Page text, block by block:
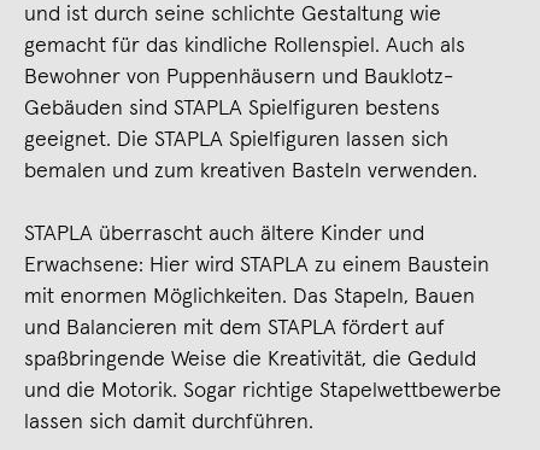
und ist durch seine schlichte Gestaltung wie
gemacht für das kindliche Rollenspiel. Auch als
Bewohner von Puppenhäusern und Bauklotz-
Gebäuden sind STAPLA Spielfiguren bestens
geeignet. Die STAPLA Spielfiguren lassen sich
bemalen und zum kreativen Basteln verwenden.
STAPLA überrascht auch ältere Kinder und
Erwachsene: Hier wird STAPLA zu einem Baustein
mit enormen Möglichkeiten. Das Stapeln, Bauen
und Balancieren mit dem STAPLA fördert auf
spaßbringende Weise die Kreativität, die Geduld
und die Motorik. Sogar richtige Stapelwettbewerbe
lassen sich damit durchführen.